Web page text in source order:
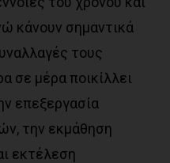
κάνουν σημαντικά
τους
σε μέρα ποικίλλει
επεξεργασία
την εκμάθηση
εκτέλεση